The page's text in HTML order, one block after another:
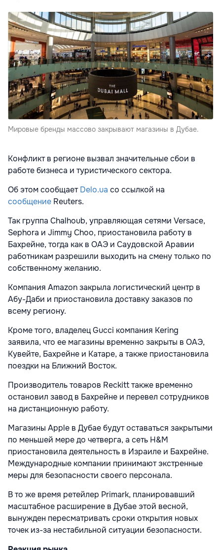
Мировые бренды массово закрывают магазины в Дубае.
Конфликт в регионе вызвал значительные сбои в
работе бизнеса и туристического сектора.
Об этом сообщаетDelo.ua со ссылкой на
сообщение Reuters.
Так группа Chalhoub, управляющая сетями Versace,
Sephora и Jimmy Choo, приостановила работу в
Бахрейне, тогда как в ОАЭ и Саудовской Аравии
работникам разрешили выходить на смену только по
собственному желанию.
Компания Amazon закрыла логистический центр в
Абу-Даби и приостановила доставку заказов по
всему региону.
Кроме того, владелец Gucci компания Kering
заявила, что ее магазины временно закрыты в ОАЭ,
Кувейте, Бахрейне и Катаре, а также приостановила
поездки на Ближний Восток.
Производитель товаров Reckitt также временно
остановил завод в Бахрейне и перевел сотрудников
на дистанционную работу.
Магазины Apple в Дубае будут оставаться закрытыми
по меньшей мере до четверга, а сеть H&M
приостановила деятельность в Израиле и Бахрейне.
Международные компании принимают экстренные
меры для безопасности своего персонала.
В то же время ретейлер Primark, планировавший
масштабное расширение в Дубае этой весной,
вынужден пересматривать сроки открытия новых
точек из-за нестабильной ситуации безопасности.